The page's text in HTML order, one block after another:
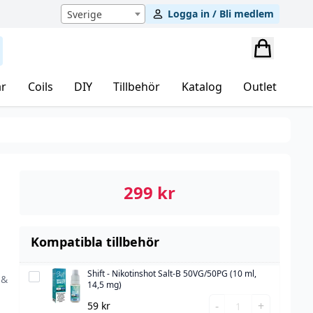
Sverige Logga in / Bli medlem
Coils DIY Tillbehör Katalog Outlet
299 kr
Kompatibla tillbehör
Shift
Shift - Nikotinshot Salt-B 50VG/50PG (10 ml,
14,5 mg)
59 kr -
Shift
+